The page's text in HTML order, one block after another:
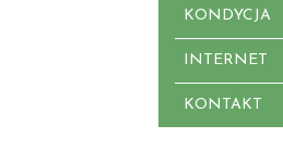
KONDYCJA
INTERNET
KONTAKT